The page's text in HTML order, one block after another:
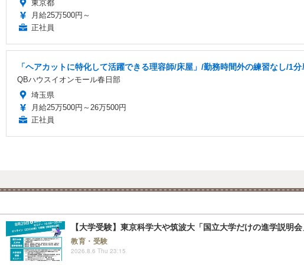
東京都
月給25万500円～
正社員
「ヘアカットに特化して活躍できる理容師/床屋」/勤務時間外の練習なし/1
QBハウスイオンモール春日部
埼玉県
月給25万500円～26万500円
正社員
【大学受験】東京科学大や筑波大「国立大学だけの進学説明
教育・受験
2026.8.6 Thu 23:15